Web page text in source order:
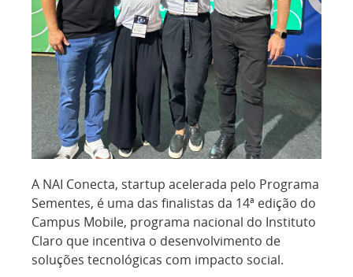
A NAI Conecta, startup acelerada pelo Programa
Sementes, é uma das finalistas da 14ª edição do
Campus Mobile, programa nacional do Instituto
Claro que incentiva o desenvolvimento de
soluções tecnológicas com impacto social.